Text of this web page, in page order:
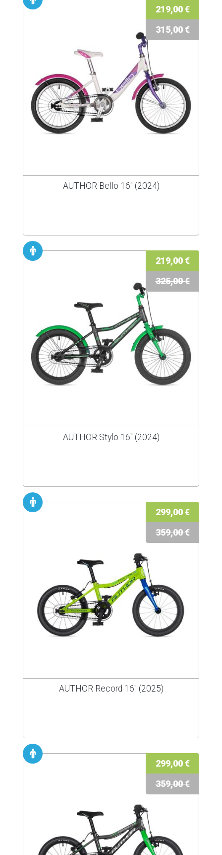
219,00 €
315,00 €
AUTHOR Bello 16" (2024)
219,00 €
325,00 €
AUTHOR Stylo 16" (2024)
299,00 €
359,00 €
AUTHOR Record 16" (2025)
299,00 €
359,00 €